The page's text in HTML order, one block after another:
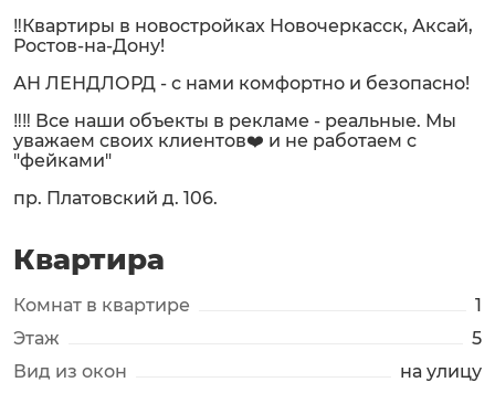
‼️Квартиры в новостройках Новочеркасск, Аксай,
Ростов-на-Дону!
АН ЛЕНДЛОРД - с нами комфортно и безопасно!
‼️‼️ Все наши объекты в рекламе - реальные. Мы
уважаем своих клиентов❤️ и не работаем с
"фейками"
пр. Платовский д. 106.
Квартира
Комнат в квартире
1
Этаж
5
Вид из окон
на улицу